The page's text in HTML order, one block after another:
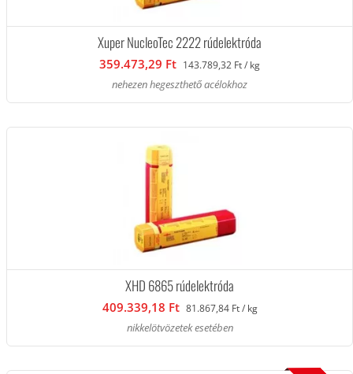
Xuper NucleoTec 2222 rúdelektróda
359.473,29 Ft 143.789,32 Ft / kg
nehezen hegeszthető acélokhoz
XHD 6865 rúdelektróda
409.339,18 Ft 81.867,84 Ft / kg
nikkelötvözetek esetében